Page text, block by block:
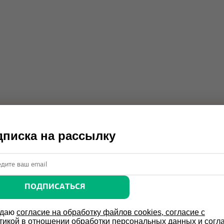
на рассылку
ПОДПИСАТЬСЯ
согласие на обработку файлов cookies, согласие с
в отношении обработки персональных данных и